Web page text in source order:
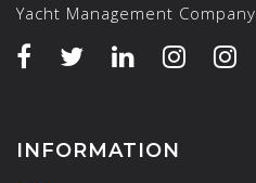
Yacht Management Company
INFORMATION